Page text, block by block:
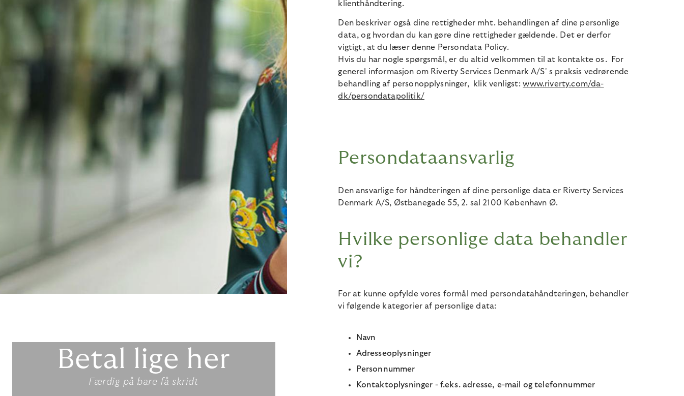
Betal lige her
Færdig på bare få skridt
klienthåndtering.
Den beskriver også dine rettigheder mht. behandlingen af dine personlige
data, og hvordan du kan gøre dine rettigheder gældende. Det er derfor
vigtigt, at du læser denne Persondata Policy.
Hvis du har nogle spørgsmål, er du altid velkommen til at kontakte os.
For
generel informasjon om Riverty Services Denmark A/S' s praksis vedrørende
behandling af personopplysninger,
klik venligst:www.riverty.com/da-
dk/persondatapolitik/
Persondataansvarlig
Den ansvarlige for håndteringen af dine personlige data er Riverty Services
Denmark A/S, Østbanegade 55, 2. sal 2100 København Ø.
Hvilke personlige data behandler
vi?
For at kunne opfylde vores formål med persondatahåndteringen, behandler
vi følgende kategorier af personlige data:
Navn
Adresseoplysninger
Personnummer
Kontaktoplysninger - f.eks. adresse, e-mail og telefonnummer